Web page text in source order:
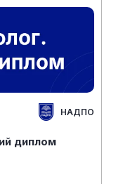
НАДПО
диплом